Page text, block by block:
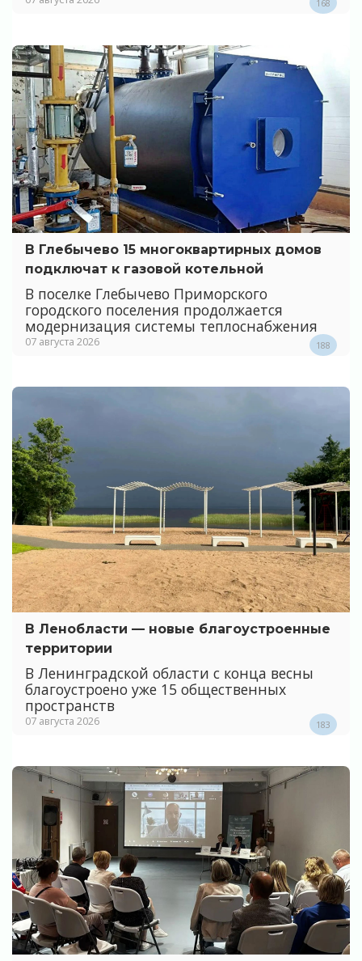
168
В Глебычево 15 многоквартирных домов
подключат к газовой котельной
В поселке Глебычево Приморского
городского поселения продолжается
модернизация системы теплоснабжения
07 августа 2026 188
В Ленобласти — новые благоустроенные
территории
В Ленинградской области с конца весны
благоустроено уже 15 общественных
пространств
07 августа 2026 183